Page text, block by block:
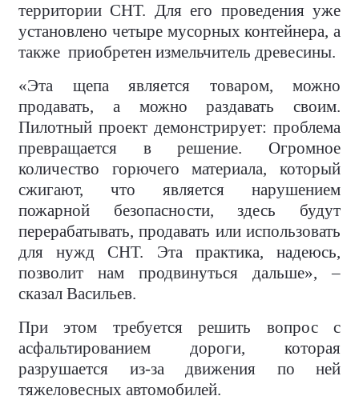
территории СНТ. Для его проведения уже
установлено четыре мусорных контейнера, а
также приобретен измельчитель древесины.
«Эта щепа является товаром, можно
продавать, а можно раздавать своим.
Пилотный проект демонстрирует: проблема
превращается в решение. Огромное
количество горючего материала, который
сжигают, что является нарушением
пожарной безопасности, здесь будут
перерабатывать, продавать или использовать
для нужд СНТ. Эта практика, надеюсь,
позволит нам продвинуться дальше», –
сказал Васильев.
При этом требуется решить вопрос с
асфальтированием дороги, которая
разрушается из-за движения по ней
тяжеловесных автомобилей.